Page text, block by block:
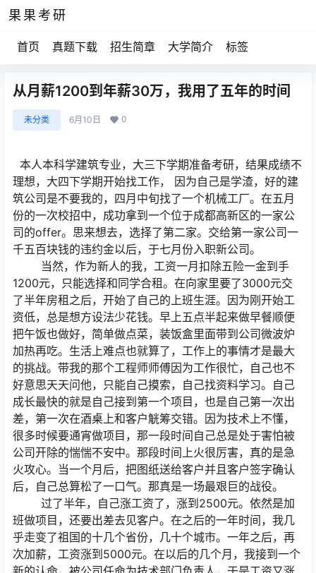
果果考研
首页 真题下载 招生简章 大学简介 标签
从月薪1200到年薪30万，我用了五年的时间
未分类 6月10日 0
本人本科学建筑专业，大三下学期准备考研，结果成绩不
理想，大四下学期开始找工作， 因为自己是学渣，好的建
筑公司是不要我的，四月中旬找了一个机械工厂。在五月
份的一次校招中，成功拿到一个位于成都高新区的一家公
司的offer。思来想去，选择了第二家。交给第一家公司一
千五百块钱的违约金以后，于七月份入职新公司。
当然，作为新人的我，工资一月扣除五险一金到手
1200元，只能选择和同学合租。在向家里要了3000元交
了半年房租之后，开始了自己的上班生涯。因为刚开始工
资低，总是想方设法少花钱。早上五点半起来做早餐顺便
把午饭也做好，简单做点菜，装饭盒里面带到公司微波炉
加热再吃。生活上难点也就算了，工作上的事情才是最大
的挑战。带我的那个工程师师傅因为工作很忙，自己也不
好意思天天问他，只能自己摸索，自己找资料学习。自己
成长最快的就是自己接到第一个项目，也是自己第一次出
差，第一次在酒桌上和客户觥筹交错。因为技术上不懂，
很多时候要通宵做项目，那一段时间自己总是处于害怕被
公司开除的惴惴不安中。那段时间上火很厉害，真的是急
火攻心。当一个月后，把图纸送给客户并且客户签字确认
后，自己总算松了一口气。那真是一场最艰巨的战役。
过了半年，自己涨工资了，涨到2500元。依然是加
班做项目，还要出差去见客户。在之后的一年时间，我几
乎走变了祖国的十几个省份，几十个城市。一年之后，再
次加薪，工资涨到5000元。在以后的几个月，我接到一个